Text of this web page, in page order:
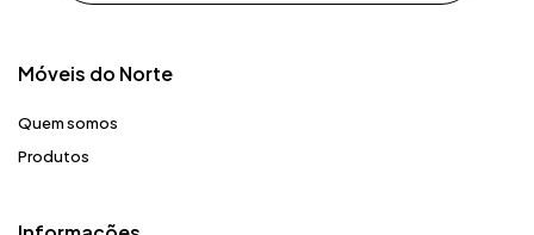
Móveis do Norte​
Quem somos
Produtos